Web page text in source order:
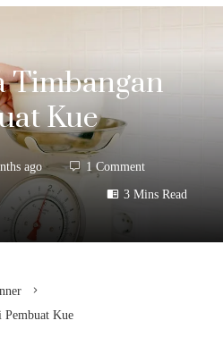
Timbangan
Kue
ago 1 Comment
3 Mins Read
Pembuat Kue